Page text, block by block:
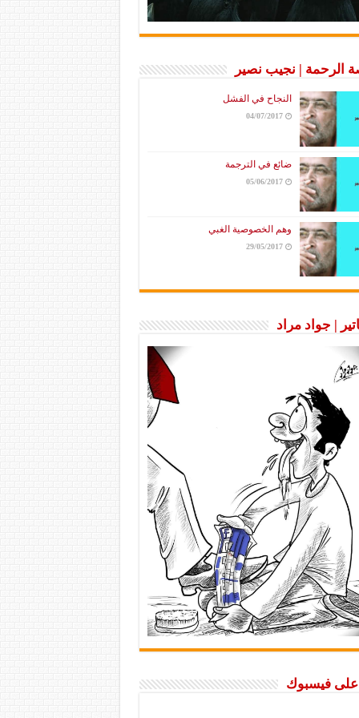
الرحمة | نجيب نصير
النجاح في الفشل
04/07/2017
ضائع في الترجمة
05/06/2017
وهم الخصوصية الغبي
29/05/2017
| جواد مراد
على فيسبوك